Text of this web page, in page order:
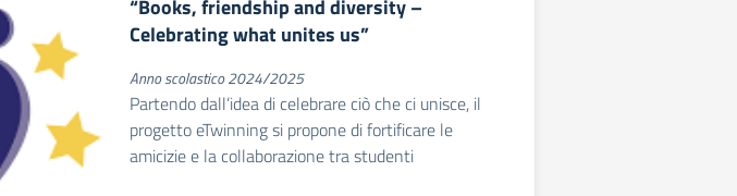
“Books, friendship and diversity –
Celebrating what unites us”
Anno scolastico 2024/2025
Partendo dall’idea di celebrare ciò che ci unisce, il
progetto eTwinning si propone di fortificare le
amicizie e la collaborazione tra studenti